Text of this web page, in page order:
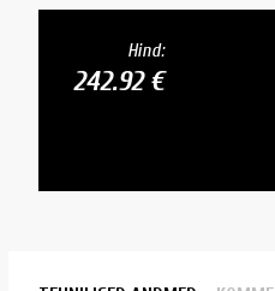
Hind:
242.92 €